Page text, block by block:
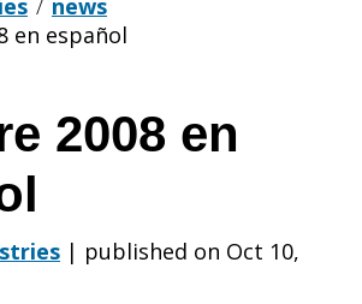
news
en español
2008 en
| published on Oct 10,